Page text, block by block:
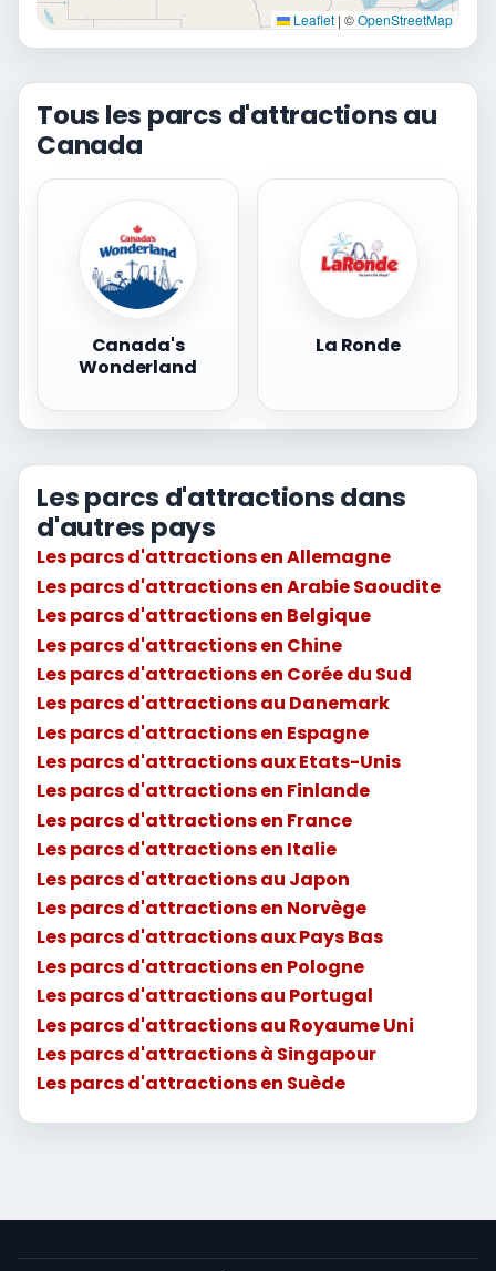
Leaflet | ©OpenStreetMap
Tous les parcs d'attractions au
Canada
Canada's
Wonderland
La Ronde
Les parcs d'attractions dans
d'autres pays
Les parcs d'attractions en Allemagne
Les parcs d'attractions en Arabie Saoudite
Les parcs d'attractions en Belgique
Les parcs d'attractions en Chine
Les parcs d'attractions en Corée du Sud
Les parcs d'attractions au Danemark
Les parcs d'attractions en Espagne
Les parcs d'attractions aux Etats-Unis
Les parcs d'attractions en Finlande
Les parcs d'attractions en France
Les parcs d'attractions en Italie
Les parcs d'attractions au Japon
Les parcs d'attractions en Norvège
Les parcs d'attractions aux Pays Bas
Les parcs d'attractions en Pologne
Les parcs d'attractions au Portugal
Les parcs d'attractions au Royaume Uni
Les parcs d'attractions à Singapour
Les parcs d'attractions en Suède